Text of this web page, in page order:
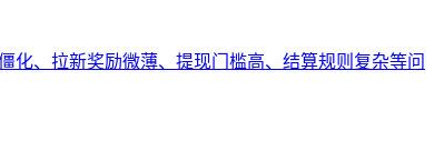
化、拉新奖励微薄、提现门槛高、结算规则复杂等问